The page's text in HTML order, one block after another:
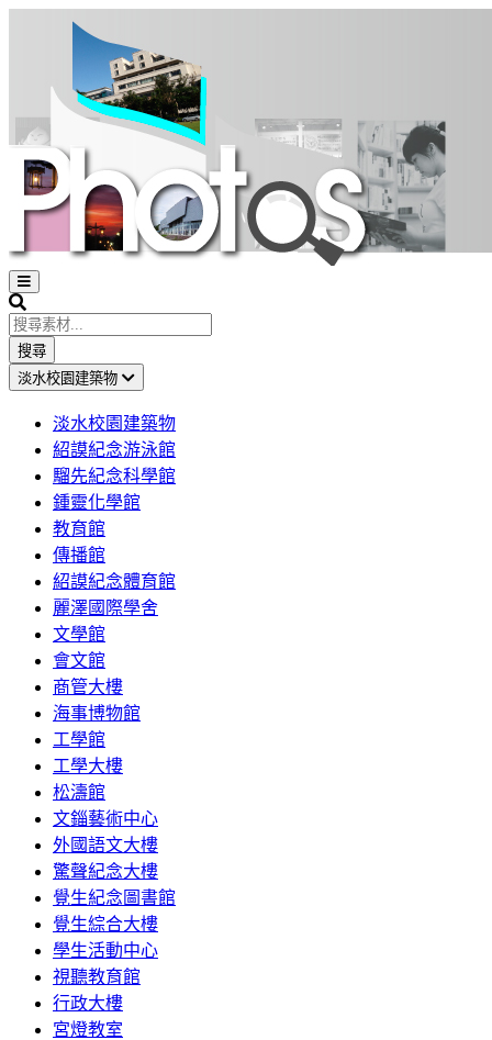
Open
sidebar
Search
搜尋
淡水校園建築物
淡水校園建築物
紹謨紀念游泳館
騮先紀念科學館
鍾靈化學館
教育館
傳播館
紹謨紀念體育館
麗澤國際學舍
文學館
會文館
商管大樓
海事博物館
工學館
工學大樓
松濤館
文錙藝術中心
外國語文大樓
驚聲紀念大樓
覺生紀念圖書館
覺生綜合大樓
學生活動中心
視聽教育館
行政大樓
宮燈教室